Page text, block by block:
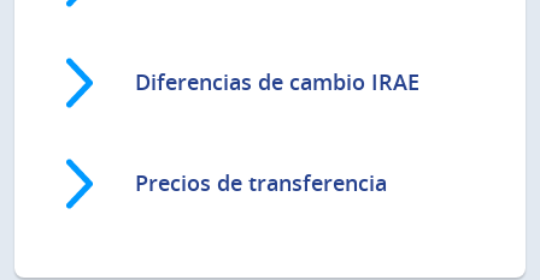
Diferencias de cambio IRAE
Precios de transferencia